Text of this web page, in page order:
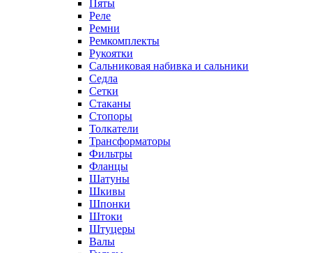
Пяты
Реле
Ремни
Ремкомплекты
Рукоятки
Сальниковая набивка и сальники
Седла
Сетки
Стаканы
Стопоры
Толкатели
Трансформаторы
Фильтры
Фланцы
Шатуны
Шкивы
Шпонки
Штоки
Штуцеры
Валы